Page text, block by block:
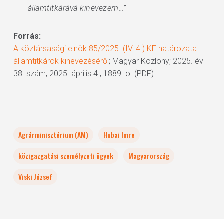
államtitkárává kinevezem…”
Forrás:
A köztársasági elnök 85/2025. (IV. 4.) KE határozata
államtitkárok kinevezéséről; Magyar Közlöny; 2025. évi
38. szám; 2025. április 4.; 1889. o. (PDF)
Agrárminisztérium (AM)
Hubai Imre
közigazgatási személyzeti ügyek
Magyarország
Viski József